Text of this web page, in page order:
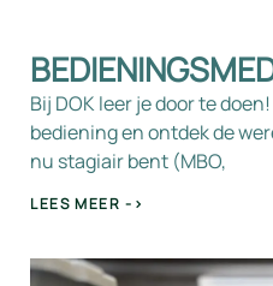
Bij DOK leer je door te
bediening en ontdek de
nu stagiair bent (MBO,
LEES MEER ->